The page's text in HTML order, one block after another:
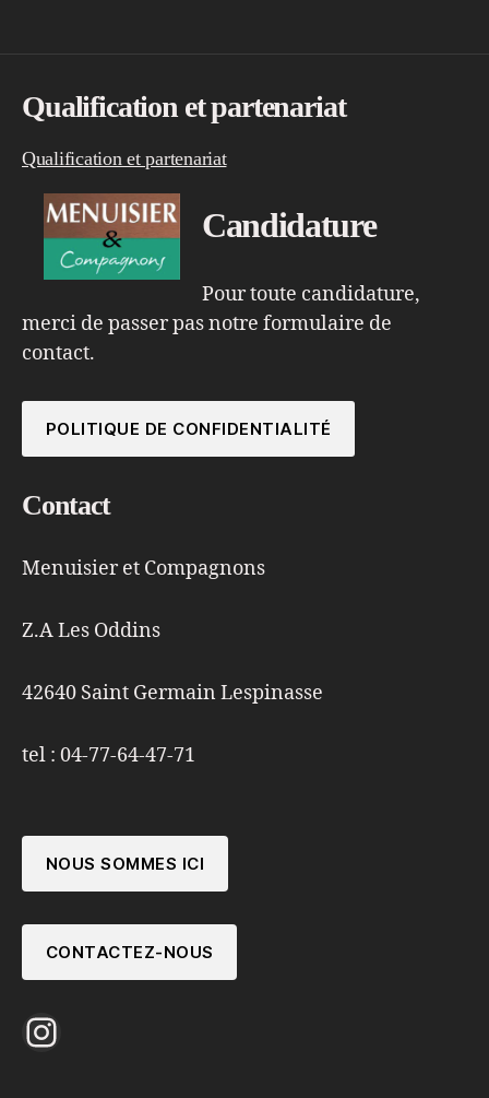
Qualification et partenariat
Qualification et partenariat
Candidature
Pour toute candidature,
merci de passer pas notre formulaire de
contact.
POLITIQUE DE CONFIDENTIALITÉ
Contact
Menuisier et Compagnons
Z.A Les Oddins
42640 Saint Germain Lespinasse
tel : 04-77-64-47-71
NOUS SOMMES ICI
CONTACTEZ-NOUS
Instagram